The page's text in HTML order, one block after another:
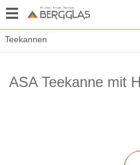
Teekannen
ASA Teekanne mit